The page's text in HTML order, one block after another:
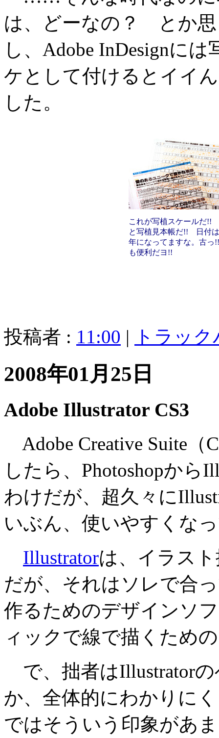
は、どーなの？ とか
し、Adobe InDesignに
ケとして付けるとイイ
した。
これが写植スケールだ!!
と写植見本帳だ!! 日付は
年になってますな。古
も便利だヨ!!
投稿者 : 11:00 | トラッ
2008年01月25日
Adobe Illustrator CS3
Adobe Creative Suite（
したら、Photoshopから
わけだが、超久々に
いぶん、使いやすくな
Illustratorは、イラス
だが、それはソレで合
作るためのデザインソ
ィックで線で描くため
で、拙者はIllustrator
か、全体的にわかりに
ではそういう印象があ